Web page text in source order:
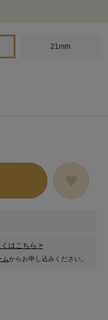
21mm
はこちら >
ムからお申し込みください。